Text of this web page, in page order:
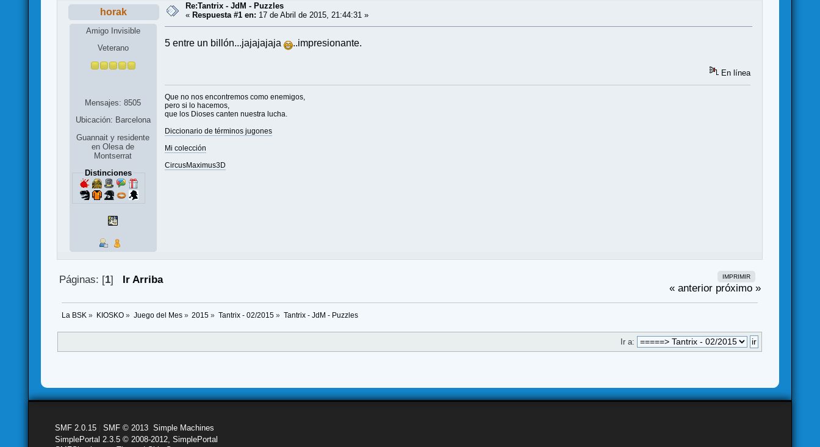
horak
Amigo Invisible
Veterano
Mensajes: 8505
Ubicación: Barcelona
Guannait y residente
en Olesa de
Montserrat
Distinciones
Re:Tantrix - JdM - Puzzles
«Respuesta #1 en: 17 de Abril de 2015, 21:44:31 »
5 entre un billón...jajajajaja ..impresionante.
En línea
Que no nos encontremos como enemigos,
pero si lo hacemos,
que los Dioses canten nuestra lucha.
Diccionario de términos jugones
Mi colección
CircusMaximus3D
IMPRIMIR
Páginas: [1] Ir Arriba
« anterior próximo »
La BSK » KIOSKO» Juego del Mes» 2015 » Tantrix - 02/2015 » Tantrix - JdM - Puzzles
Ir a:
SMF 2.0.15 |SMF © 2013 ,Simple Machines
SimplePortal 2.3.5 © 2008-2012, SimplePortal